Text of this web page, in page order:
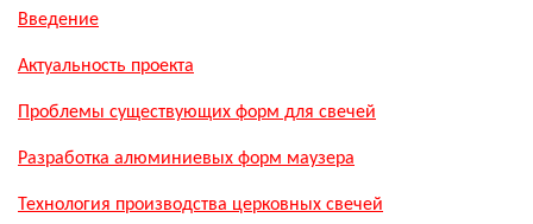
Введение
Актуальность проекта
Проблемы существующих форм для свечей
Разработка алюминиевых форм маузера
Технология производства церковных свечей